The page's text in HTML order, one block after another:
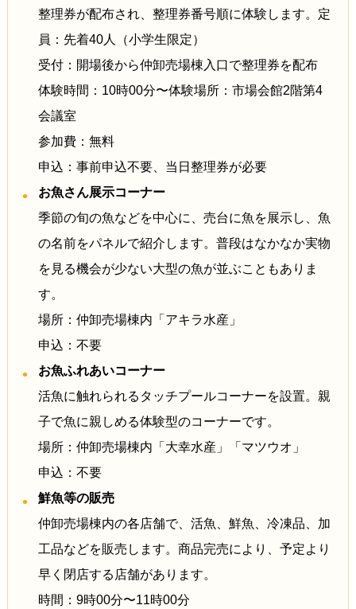
整理券が配布され、整理券番号順に体験します。定
員：先着40人（小学生限定）
受付：開場後から仲卸売場棟入口で整理券を配布
体験時間：10時00分〜体験場所：市場会館2階第4
会議室
参加費：無料
申込：事前申込不要、当日整理券が必要
お魚さん展示コーナー
季節の旬の魚などを中心に、売台に魚を展示し、魚
の名前をパネルで紹介します。普段はなかなか実物
を見る機会が少ない大型の魚が並ぶこともありま
す。
場所：仲卸売場棟内「アキラ水産」
申込：不要
お魚ふれあいコーナー
活魚に触れられるタッチプールコーナーを設置。親
子で魚に親しめる体験型のコーナーです。
場所：仲卸売場棟内「大幸水産」「マツウオ」
申込：不要
鮮魚等の販売
仲卸売場棟内の各店舗で、活魚、鮮魚、冷凍品、加
工品などを販売します。商品完売により、予定より
早く閉店する店舗があります。
時間：9時00分〜11時00分